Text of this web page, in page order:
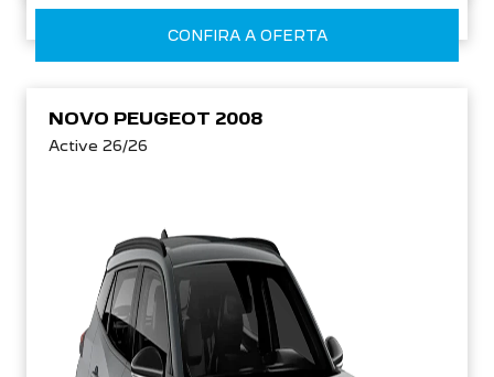
CONFIRA A OFERTA
NOVO PEUGEOT 2008
Active 26/26